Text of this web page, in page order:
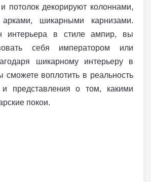
потолок декорируют колоннами,
шикарными карнизами.
интерьера в стиле ампир, вы
себя императором или
шикарному интерьеру в
сможете воплотить в реальность
представления о том, какими
покои.